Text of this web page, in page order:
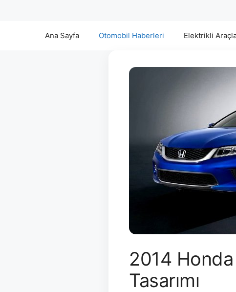
Ana Sayfa Otomobil Haberleri Elektrikli
2014
Tasarımı